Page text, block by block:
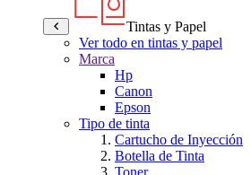
Tintas y Papel
Ver todo en tintas y papel
Marca
Hp
Canon
Epson
Tipo de tinta
Cartucho de Inyección
Botella de Tinta
Toner